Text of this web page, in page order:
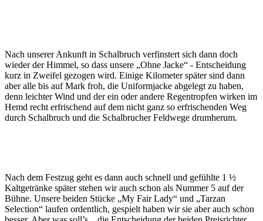
Nach unserer Ankunft in Schalbruch verfinstert sich dann doch
wieder der Himmel, so dass unsere „Ohne Jacke“ - Entscheidung
kurz in Zweifel gezogen wird. Einige Kilometer später sind dann
aber alle bis auf Mark froh, die Uniformjacke abgelegt zu haben,
denn leichter Wind und der ein oder andere Regentropfen wirken im
Hemd recht erfrischend auf dem nicht ganz so erfrischenden Weg
durch Schalbruch und die Schalbrucher Feldwege drumherum.
Nach dem Festzug geht es dann auch schnell und gefühlte 1 ½
Kaltgetränke später stehen wir auch schon als Nummer 5 auf der
Bühne. Unsere beiden Stücke „My Fair Lady“ und „Tarzan
Selection“ laufen ordentlich, gespielt haben wir sie aber auch schon